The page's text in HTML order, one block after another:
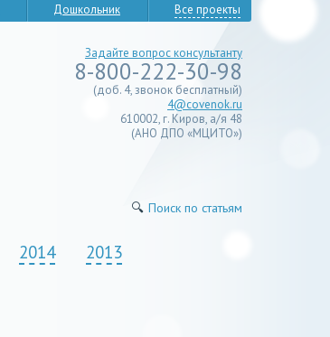
Дошкольник Все проекты
Задайте вопрос консультанту
8-800-222-30-98
(доб. 4, звонок бесплатный)
4@covenok.ru
610002, г. Киров, а/я 48
(АНО ДПО «МЦИТО»)
🔍 Поиск по статьям
2014 2013